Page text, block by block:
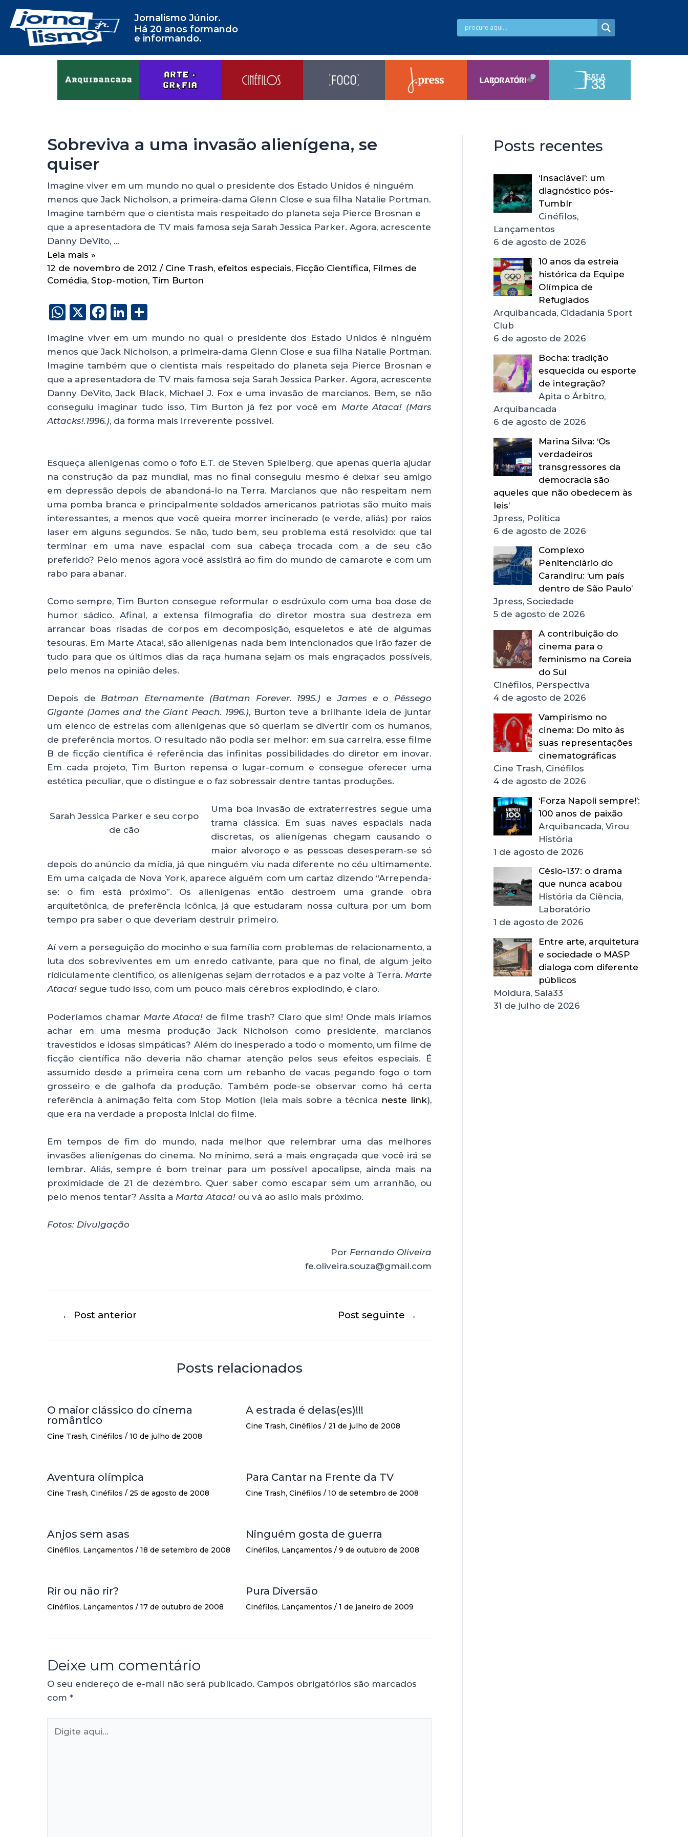
Jornalismo Júnior.
Há 20 anos formando
e informando.
Sobreviva a uma invasão alienígena, se
quiser
Imagine viver em um mundo no qual o presidente dos Estado Unidos é ninguém
menos que Jack Nicholson, a primeira-dama Glenn Close e sua filha Natalie Portman.
Imagine também que o cientista mais respeitado do planeta seja Pierce Brosnan e
que a apresentadora de TV mais famosa seja Sarah Jessica Parker. Agora, acrescente
Danny DeVito, …
Leia mais »
12 de novembro de 2012 / Cine Trash, efeitos especiais, Ficção Científica, Filmes de
Comédia, Stop-motion, Tim Burton
W
a
ts
A
p
p
X
F
c
e
b
o
o
k
Li
k
e
dI
n
a
re
Imagine viver em um mundo no qual o presidente dos Estado Unidos é ninguém
menos que Jack Nicholson, a primeira-dama Glenn Close e sua filha Natalie Portman.
Imagine também que o cientista mais respeitado do planeta seja Pierce Brosnan e
que a apresentadora de TV mais famosa seja Sarah Jessica Parker. Agora, acrescente
Danny DeVito, Jack Black, Michael J. Fox e uma invasão de marcianos. Bem, se não
conseguiu imaginar tudo isso, Tim Burton já fez por você em Marte Ataca! (Mars
Attacks!.1996.), da forma mais irreverente possível.
Esqueça alienígenas como o fofo E.T. de Steven Spielberg, que apenas queria ajudar
na construção da paz mundial, mas no final conseguiu mesmo é deixar seu amigo
em depressão depois de abandoná-lo na Terra. Marcianos que não respeitam nem
uma pomba branca e principalmente soldados americanos patriotas são muito mais
interessantes, a menos que você queira morrer incinerado (e verde, aliás) por raios
laser em alguns segundos. Se não, tudo bem, seu problema está resolvido: que tal
terminar em uma nave espacial com sua cabeça trocada com a de seu cão
preferido? Pelo menos agora você assistirá ao fim do mundo de camarote e com um
rabo para abanar.
Como sempre, Tim Burton consegue reformular o esdrúxulo com uma boa dose de
humor sádico. Afinal, a extensa filmografia do diretor mostra sua destreza em
arrancar boas risadas de corpos em decomposição, esqueletos e até de algumas
tesouras. Em Marte Ataca!, são alienígenas nada bem intencionados que irão fazer de
tudo para que os últimos dias da raça humana sejam os mais engraçados possíveis,
pelo menos na opinião deles.
Depois de Batman Eternamente (Batman Forever. 1995.) eJames e o Pêssego
Gigante (James and the Giant Peach. 1996.), Burton teve a brilhante ideia de juntar
um elenco de estrelas com alienígenas que só queriam se divertir com os humanos,
de preferência mortos. O resultado não podia ser melhor: em sua carreira, esse filme
B de ficção científica é referência das infinitas possibilidades do diretor em inovar.
Em cada projeto, Tim Burton repensa o lugar-comum e consegue oferecer uma
estética peculiar, que o distingue e o faz sobressair dentre tantas produções.
Sarah Jessica Parker e seu corpo
de cão
Uma boa invasão de extraterrestres segue uma
trama clássica. Em suas naves espaciais nada
discretas, os alienígenas chegam causando o
maior alvoroço e as pessoas desesperam-se só
depois do anúncio da mídia, já que ninguém viu nada diferente no céu ultimamente.
Em uma calçada de Nova York, aparece alguém com um cartaz dizendo “Arrependa-
se: o fim está próximo”. Os alienígenas então destroem uma grande obra
arquitetônica, de preferência icônica, já que estudaram nossa cultura por um bom
tempo pra saber o que deveriam destruir primeiro.
Aí vem a perseguição do mocinho e sua família com problemas de relacionamento, a
luta dos sobreviventes em um enredo cativante, para que no final, de algum jeito
ridiculamente científico, os alienígenas sejam derrotados e a paz volte à Terra. Marte
Ataca! segue tudo isso, com um pouco mais cérebros explodindo, é claro.
Poderíamos chamar Marte Ataca! de filme trash? Claro que sim! Onde mais iríamos
achar em uma mesma produção Jack Nicholson como presidente, marcianos
travestidos e idosas simpáticas? Além do inesperado a todo o momento, um filme de
ficção científica não deveria não chamar atenção pelos seus efeitos especiais. É
assumido desde a primeira cena com um rebanho de vacas pegando fogo o tom
grosseiro e de galhofa da produção. Também pode-se observar como há certa
referência à animação feita com Stop Motion (leia mais sobre a técnica neste link),
que era na verdade a proposta inicial do filme.
Em tempos de fim do mundo, nada melhor que relembrar uma das melhores
invasões alienígenas do cinema. No mínimo, será a mais engraçada que você irá se
lembrar. Aliás, sempre é bom treinar para um possível apocalipse, ainda mais na
proximidade de 21 de dezembro. Quer saber como escapar sem um arranhão, ou
pelo menos tentar? Assita a Marta Ataca! ou vá ao asilo mais próximo.
Fotos: Divulgação
Por Fernando Oliveira
fe.oliveira.souza@gmail.com
← Post anterior Post seguinte →
Posts relacionados
O maior clássico do cinema
romântico
Cine Trash, Cinéfilos / 10 de julho de 2008
A estrada é delas(es)!!!
Cine Trash, Cinéfilos / 21 de julho de 2008
Aventura olímpica
Cine Trash, Cinéfilos / 25 de agosto de 2008
Para Cantar na Frente da TV
Cine Trash, Cinéfilos / 10 de setembro de 2008
Anjos sem asas
Cinéfilos, Lançamentos / 18 de setembro de 2008
Ninguém gosta de guerra
Cinéfilos, Lançamentos / 9 de outubro de 2008
Rir ou não rir?
Cinéfilos, Lançamentos / 17 de outubro de 2008
Pura Diversão
Cinéfilos, Lançamentos / 1 de janeiro de 2009
Deixe um comentário
O seu endereço de e-mail não será publicado. Campos obrigatórios são marcados
com *
Posts recentes
‘Insaciável’: um
diagnóstico pós-
Tumblr
Cinéfilos,
Lançamentos
6 de agosto de 2026
10 anos da estreia
histórica da Equipe
Olímpica de
Refugiados
Arquibancada, Cidadania Sport
Club
6 de agosto de 2026
Bocha: tradição
esquecida ou esporte
de integração?
Apita o Árbitro,
Arquibancada
6 de agosto de 2026
Marina Silva: ‘Os
verdadeiros
transgressores da
democracia são
aqueles que não obedecem às
leis’
Jpress, Política
6 de agosto de 2026
Complexo
Penitenciário do
Carandiru: ‘um país
dentro de São Paulo’
Jpress, Sociedade
5 de agosto de 2026
A contribuição do
cinema para o
feminismo na Coreia
do Sul
Cinéfilos, Perspectiva
4 de agosto de 2026
Vampirismo no
cinema: Do mito às
suas representações
cinematográficas
Cine Trash, Cinéfilos
4 de agosto de 2026
‘Forza Napoli sempre!’:
100 anos de paixão
Arquibancada, Virou
História
1 de agosto de 2026
Césio-137: o drama
que nunca acabou
História da Ciência,
Laboratório
1 de agosto de 2026
Entre arte, arquitetura
e sociedade o MASP
dialoga com diferente
públicos
Moldura, Sala33
31 de julho de 2026